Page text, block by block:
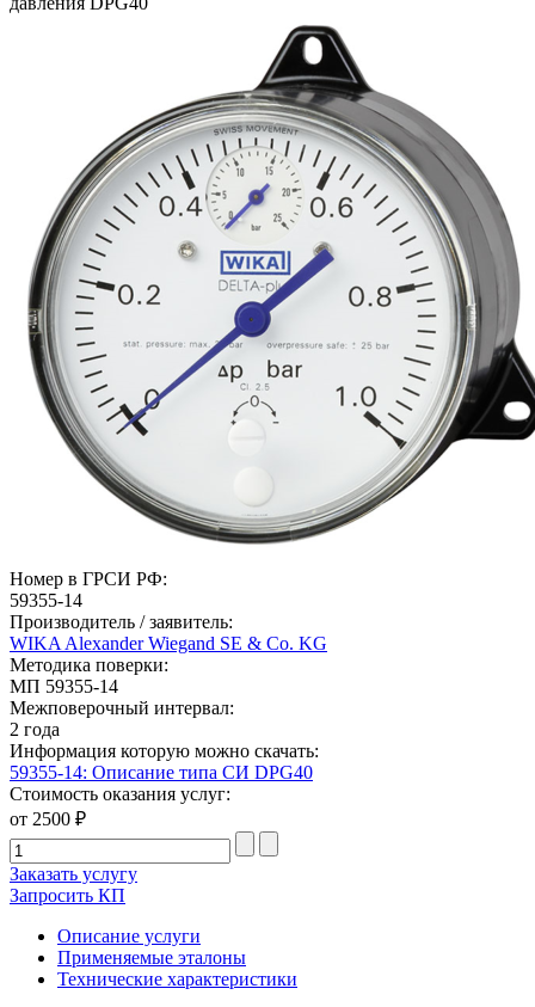
Номер в ГРСИ РФ:
59355-14
Производитель / заявитель:
WIKA Alexander Wiegand SE & Co. KG
Методика поверки:
МП 59355-14
Межповерочный интервал:
2 года
Информация которую можно скачать:
59355-14: Описание типа СИ DPG40
Стоимость оказания услуг:
от 2500 ₽
Заказать услугу
Запросить КП
Описание услуги
Применяемые эталоны
Технические характеристики